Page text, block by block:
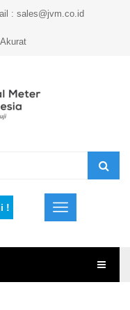
: sales@jvm.co.id
!